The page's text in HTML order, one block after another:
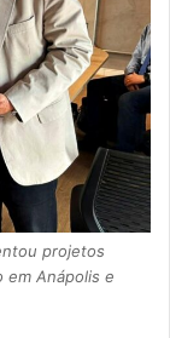
projetos
em Anápolis e